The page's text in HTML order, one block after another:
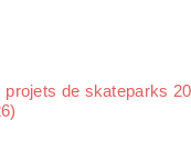
projets de skateparks